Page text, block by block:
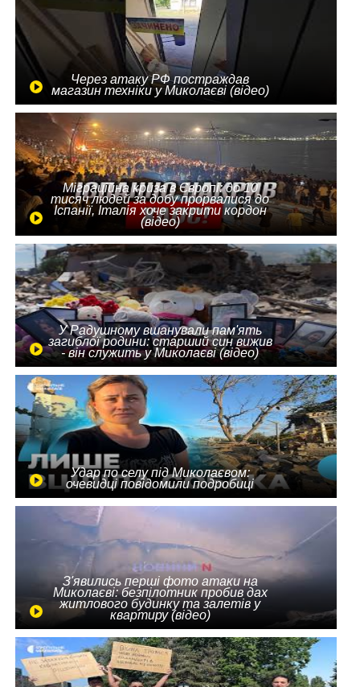
Через атаку РФ постраждав
магазин техніки у Миколаєві (відео)
Міграційна криза в Європі: до 10
тисяч людей за добу прорвалися до
Іспанії, Італія хоче закрити кордон
(відео)
У Радушному вшанували пам'ять
загиблої родини: старший син вижив
- він служить у Миколаєві (відео)
Удар по селу під Миколаєвом:
очевидці повідомили подробиці
З'явились перші фото атаки на
Миколаєві: безпілотник пробив дах
житлового будинку та залетів у
квартиру (відео)